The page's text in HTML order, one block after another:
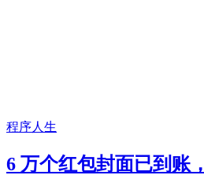
程序人生
6 万个红包封面已到账